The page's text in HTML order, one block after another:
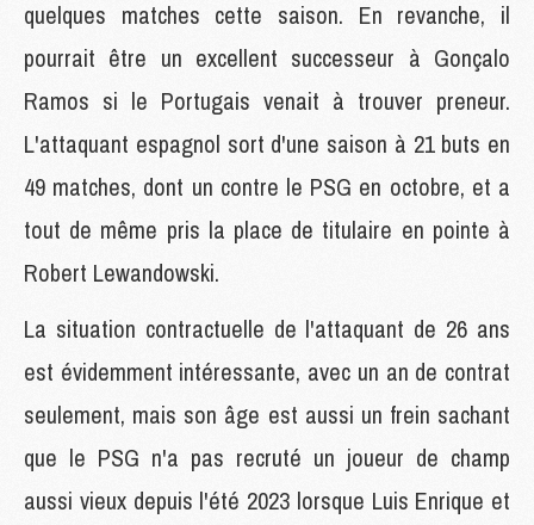
quelques matches cette saison. En revanche, il
pourrait être un excellent successeur à Gonçalo
Ramos si le Portugais venait à trouver preneur.
L'attaquant espagnol sort d'une saison à 21 buts en
49 matches, dont un contre le PSG en octobre, et a
tout de même pris la place de titulaire en pointe à
Robert Lewandowski.
La situation contractuelle de l'attaquant de 26 ans
est évidemment intéressante, avec un an de contrat
seulement, mais son âge est aussi un frein sachant
que le PSG n'a pas recruté un joueur de champ
aussi vieux depuis l'été 2023 lorsque Luis Enrique et